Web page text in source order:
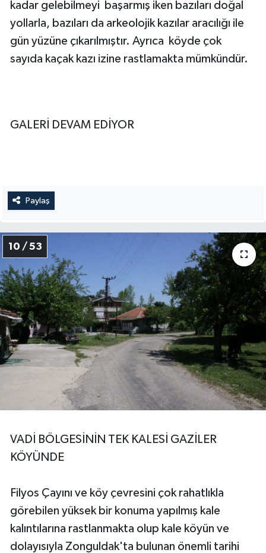
kadar gelebilmeyi başarmış iken bazıları doğal
yollarla, bazıları da arkeolojik kazılar aracılığı ile
gün yüzüne çıkarılmıştır. Ayrıca köyde çok
sayıda kaçak kazı izine rastlamakta mümkündür.
GALERİ DEVAM EDİYOR
Paylaş
10 / 53
VADİ BÖLGESİNİN TEK KALESİ GAZİLER
KÖYÜNDE
Filyos Çayını ve köy çevresini çok rahatlıkla
görebilen yüksek bir konuma yapılmış kale
kalıntılarına rastlanmakta olup kale köyün ve
dolayısıyla Zonguldak'ta bulunan önemli tarihi